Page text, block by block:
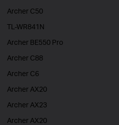
Archer C50
TL-WR841N
Archer BE550 Pro
Archer C88
Archer C6
Archer AX20
Archer AX23
Archer AX20